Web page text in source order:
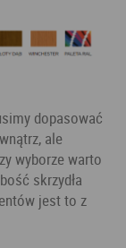
dopasować
ale
wyborze warto
skrzydła
jest to z